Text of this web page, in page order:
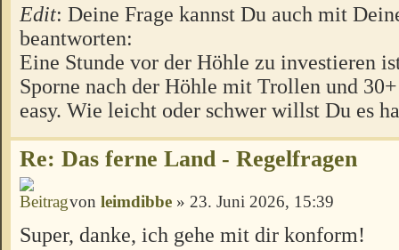
Edit: Deine Frage kannst Du auch mit
beantworten:
Eine Stunde vor der Höhle zu investieren
Sporne nach der Höhle mit Trollen und
easy. Wie leicht oder schwer willst Du es
Re: Das ferne Land - Regelfragen
von leimdibbe » 23. Juni 2026, 15:39
Super, danke, ich gehe mit dir konform!